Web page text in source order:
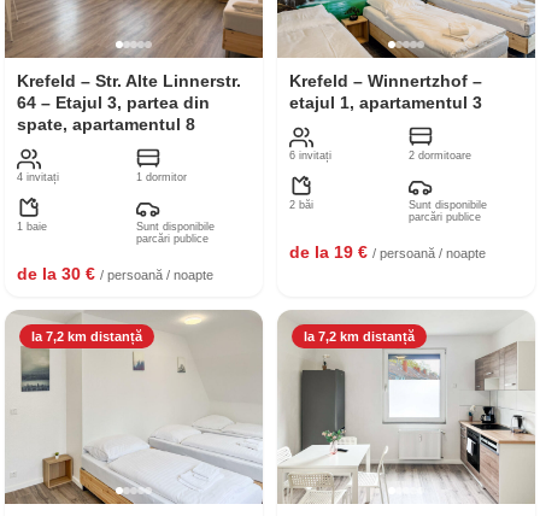
Krefeld – Str. Alte Linnerstr.
64 – Etajul 3, partea din
spate, apartamentul 8
4 invitați 1 dormitor
1 baie
Sunt disponibile
parcări publice
de la 30 € / persoană / noapte
Krefeld – Winnertzhof –
etajul 1, apartamentul 3
6 invitați 2 dormitoare
2 băi
Sunt disponibile
parcări publice
de la 19 € / persoană / noapte
la 7,2 km distanță la 7,2 km distanță